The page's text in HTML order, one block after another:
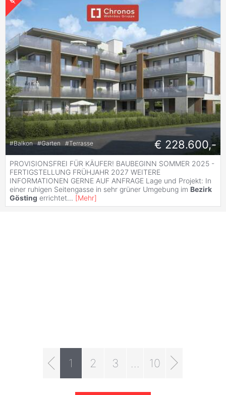
#Balkon #Garten #Terrasse € 228.600,-
PROVISIONSFREI FÜR KÄUFER! BAUBEGINN SOMMER 2025 -
FERTIGSTELLUNG FRÜHJAHR 2027 WEITERE
INFORMATIONEN GERNE AUF ANFRAGE Lage und Projekt: In
einer ruhigen Seitengasse in sehr grüner Umgebung im Bezirk
Gösting errichtet... [Mehr]
1 2 3 10